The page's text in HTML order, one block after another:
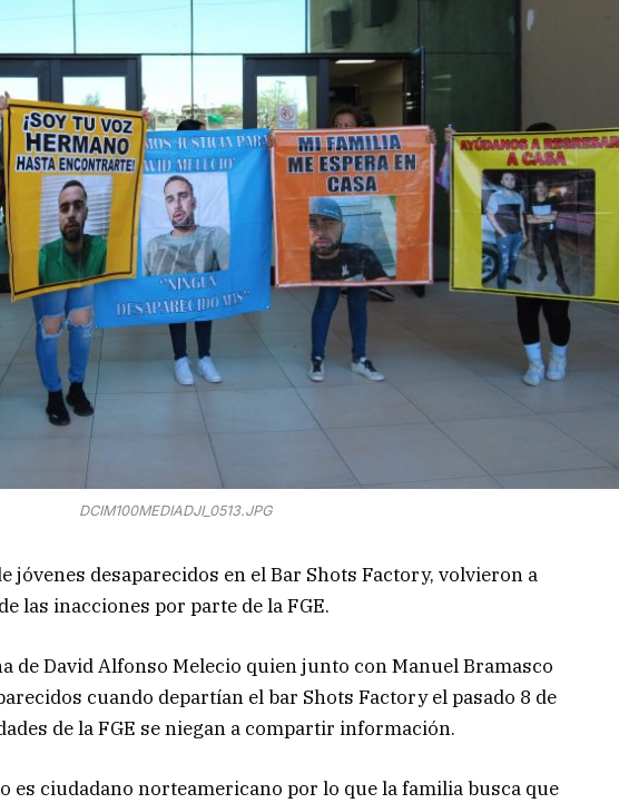
DCIM100MEDIADJI_0513.JPG
jóvenes desaparecidos en el Bar Shots Factory, volvieron a
las inacciones por parte de la FGE.
de David Alfonso Melecio quien junto con Manuel Bramasco
cuando departían el bar Shots Factory el pasado 8 de
de la FGE se niegan a compartir información.
es ciudadano norteamericano por lo que la familia busca que